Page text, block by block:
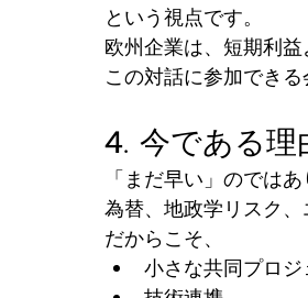
という視点です。
欧州企業は、短期利
この対話に参加でき
4. 今である理
「まだ早い」のでは
為替、地政学リスク、
だからこそ、
小さな共同プロジ